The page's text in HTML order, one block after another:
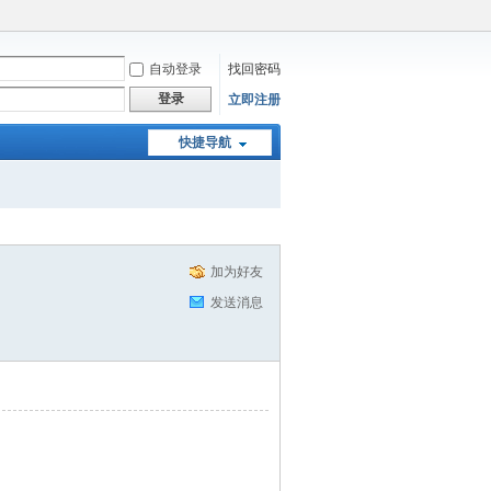
自动登录
找回密码
登录
立即注册
快捷导航
加为好友
发送消息